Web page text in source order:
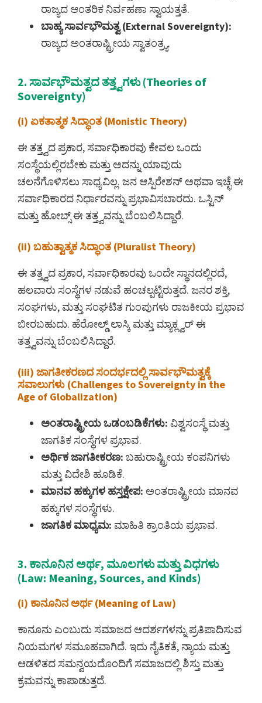
ರಾಜ್ಯದ ಆಂತರಿಕ ನಿರ್ವಹಣಾ ಸ್ವಾಯತ್ತತೆ.
ಬಾಹ್ಯ ಸಾರ್ವಭೌಮತ್ವ (External Sovereignty):
ರಾಜ್ಯದ ಅಂತರಾಷ್ಟ್ರೀಯ ಸ್ವಾತಂತ್ರ್ಯ.
2. ಸಾರ್ವಭೌಮತ್ವದ ತತ್ತ್ವಗಳು (Theories of
Sovereignty)
(i) ಏಕತಾತ್ಮಕ ಸಿದ್ಧಾಂತ (Monistic Theory)
ಈ ತತ್ತ್ವದ ಪ್ರಕಾರ, ಸರ್ವಾಧಿಕಾರವು ಕೇವಲ ಒಂದು
ಸಂಸ್ಥೆಯಲ್ಲಿರಬೇಕು ಮತ್ತು ಅದನ್ನು ಯಾವುದು
ಚಲನೆಗೊಳಿಸಲು ಸಾಧ್ಯವಿಲ್ಲ. ಜನ ಆಸ್ಪಿರೇಶನ್ ಅಥವಾ ಇಚ್ಛೆ ಈ
ಸರ್ವಾಧಿಕಾರದ ನಿರ್ಧಾರವನ್ನು ಪ್ರಭಾವಿಸಬಾರದು. ಒಸ್ಟಿನ್
ಮತ್ತು ಹೋಬ್ಸ್ ಈ ತತ್ತ್ವವನ್ನು ಬೆಂಬಲಿಸಿದ್ದಾರೆ.
(ii) ಬಹುತ್ವಾತ್ಮಕ ಸಿದ್ಧಾಂತ (Pluralist Theory)
ಈ ತತ್ತ್ವದ ಪ್ರಕಾರ, ಸರ್ವಾಧಿಕಾರವು ಒಂದೇ ಸ್ಥಾನದಲ್ಲಿರದೆ,
ಹಲವಾರು ಸಂಸ್ಥೆಗಳ ನಡುವೆ ಹಂಚಲ್ಪಟ್ಟಿರುತ್ತದೆ. ಜನರ ಶಕ್ತಿ,
ಸಂಘಗಳು, ಮತ್ತು ಸಂಘಟಿತ ಗುಂಪುಗಳು ರಾಜಕೀಯ ಪ್ರಭಾವ
ಬೀರಬಹುದು. ಹೆರೋಲ್ಡ್ ಲಾಸ್ಕಿ ಮತ್ತು ಮ್ಯಾಕ್ಲ್ವರ್ ಈ
ತತ್ತ್ವವನ್ನು ಬೆಂಬಲಿಸಿದ್ದಾರೆ.
(iii) ಜಾಗತೀಕರಣದ ಸಂದರ್ಭದಲ್ಲಿ ಸಾರ್ವಭೌಮತ್ವಕ್ಕೆ
ಸವಾಲುಗಳು (Challenges to Sovereignty in the
Age of Globalization)
ಅಂತರಾಷ್ಟ್ರೀಯ ಒಡಂಬಡಿಕೆಗಳು: ವಿಶ್ವಸಂಸ್ಥೆ ಮತ್ತು
ಜಾಗತಿಕ ಸಂಸ್ಥೆಗಳ ಪ್ರಭಾವ.
ಅರ್ಥಿಕ ಜಾಗತೀಕರಣ: ಬಹುರಾಷ್ಟ್ರೀಯ ಕಂಪನಿಗಳು
ಮತ್ತು ವಿದೇಶಿ ಹೂಡಿಕೆ.
ಮಾನವ ಹಕ್ಕುಗಳ ಹಸ್ತಕ್ಷೇಪ: ಅಂತರಾಷ್ಟ್ರೀಯ ಮಾನವ
ಹಕ್ಕುಗಳ ಸಂಸ್ಥೆಗಳು.
ಜಾಗತಿಕ ಮಾಧ್ಯಮ: ಮಾಹಿತಿ ಕ್ರಾಂತಿಯ ಪ್ರಭಾವ.
3. ಕಾನೂನಿನ ಅರ್ಥ, ಮೂಲಗಳು ಮತ್ತು ವಿಧಗಳು
(Law: Meaning, Sources, and Kinds)
(i) ಕಾನೂನಿನ ಅರ್ಥ (Meaning of Law)
ಕಾನೂನು ಎಂಬುದು ಸಮಾಜದ ಆದರ್ಶಗಳನ್ನು ಪ್ರತಿಪಾದಿಸುವ
ನಿಯಮಗಳ ಸಮೂಹವಾಗಿದೆ. ಇದು ನೈತಿಕತೆ, ನ್ಯಾಯ ಮತ್ತು
ಆಡಳಿತದ ಸಮನ್ವಯದೊಂದಿಗೆ ಸಮಾಜದಲ್ಲಿ ಶಿಸ್ತು ಮತ್ತು
ಕ್ರಮವನ್ನು ಕಾಪಾಡುತ್ತದೆ.